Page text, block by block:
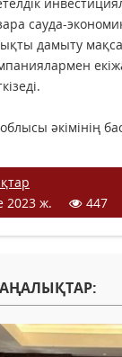
сауда-
дамыту
әкімінің
2023 ж.
447